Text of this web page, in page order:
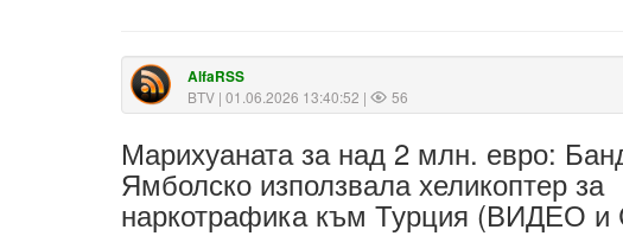
AlfaRSS
BTV | 01.06.2026 13:40:52 | 56
Марихуаната за над 2 млн. евро:
Ямболско използвала хеликоптер за
наркотрафика към Турция (ВИДЕО